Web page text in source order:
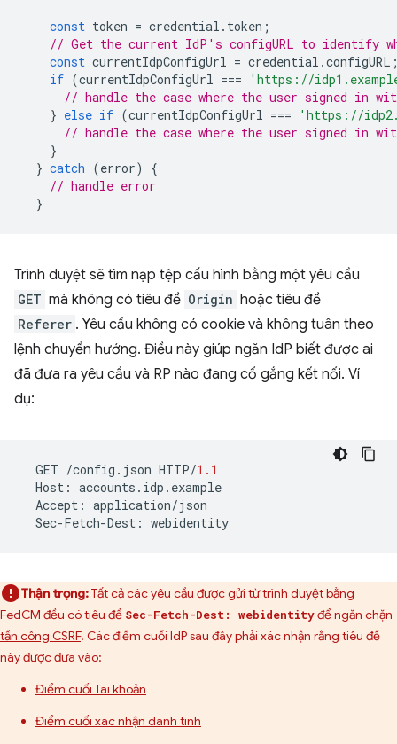
const token = credential . token ;
// Get the current IdP's configURL to identify
const currentIdpConfigUrl = credential .configURL
if (currentIdpConfigUrl ===
'https://
// handle the case where the user signed in
} else if (currentIdpConfigUrl ===
'https://
// handle the case where the user signed in
}
} catch (error)
{
// handle error
}
Trình duyệt sẽ tìm nạp tệp cấu hình bằng một yêu cầu
GET mà không có tiêu đề Origin hoặc tiêu đề
Referer . Yêu cầu không có cookie và không tuân theo
lệnh chuyển hướng. Điều này giúp ngăn IdP biết được ai
đã đưa ra yêu cầu và RP nào đang cố gắng kết nối. Ví
dụ:
GET /config . json HTTP/1.1
Host : accounts . idp . example
Accept : application/json
Sec-Fetch-Dest : webidentity
Thận trọng:Tất cả các yêu cầu được gửi từ trình duyệt bằng
FedCM đều có tiêu đề Sec-Fetch-Dest: webidentityđể ngăn chặn
tấn công CSRF. Các điểm cuối IdP sau đây phải xác nhận rằng tiêu đề
này được đưa vào:
Điểm cuối Tài khoản
Điểm cuối xác nhận danh tính